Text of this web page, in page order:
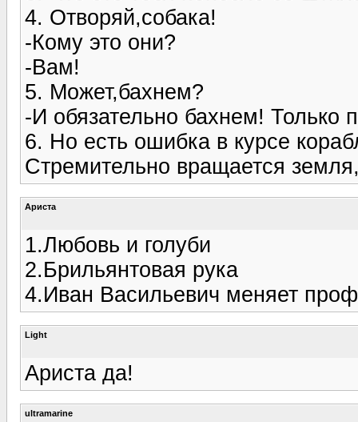
4. Отворяй,собака!
-Кому это они?
-Вам!
5. Может,бахнем?
-И обязательно бахнем! Только
6. Но есть ошибка в курсе
Стремительно вращается
Ариста
1.Любовь и голуби
2.Брильянтовая рука
4.Иван Васильевич меняет
Light
Ариста да!
ultramarine